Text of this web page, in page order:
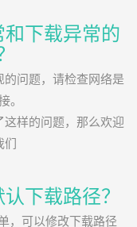
下载异常的
问题，请检查网络是
。
样的问题，那么欢迎
下载路径？
，可以修改下载路径